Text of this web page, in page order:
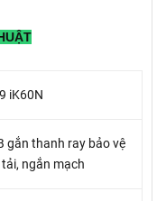
iK60N
gắn thanh ray bảo vệ
ngắn mạch